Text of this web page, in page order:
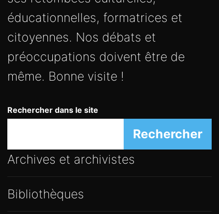
éducationnelles, formatrices et
citoyennes. Nos débats et
préoccupations doivent être de
même. Bonne visite !
Rechercher dans le site
Rechercher
Archives et archivistes
Bibliothèques